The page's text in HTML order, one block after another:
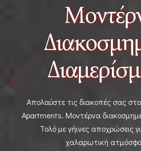
σας στο Τολό στο Iliana
διακοσμημένα δωμάτια στο
για ήρεμη και